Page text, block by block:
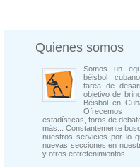
Quienes somos
Somos un
béisbol
tarea de
objetivo de
Béisbol en
Ofrecemos
estadísticas, foros de
más... Constantemente
nuestros servicios por lo
nuevas secciones en
y otros entretenimientos.